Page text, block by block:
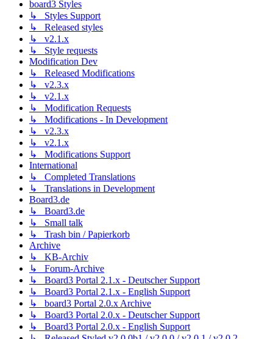
board3 Styles
↳ Styles Support
↳ Released styles
↳ v2.1.x
↳ Style requests
Modification Dev
↳ Released Modifications
↳ v2.3.x
↳ v2.1.x
↳ Modification Requests
↳ Modifications - In Development
↳ v2.3.x
↳ v2.1.x
↳ Modifications Support
International
↳ Completed Translations
↳ Translations in Development
Board3.de
↳ Board3.de
↳ Small talk
↳ Trash bin / Papierkorb
Archive
↳ KB-Archiv
↳ Forum-Archive
↳ Board3 Portal 2.1.x - Deutscher Support
↳ Board3 Portal 2.1.x - English Support
↳ board3 Portal 2.0.x Archive
↳ Board3 Portal 2.0.x - Deutscher Support
↳ Board3 Portal 2.0.x - English Support